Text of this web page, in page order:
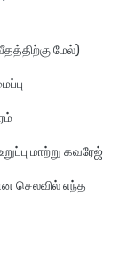
மேல்)
மாற்று கவரேஜ்
செலவில் எந்த